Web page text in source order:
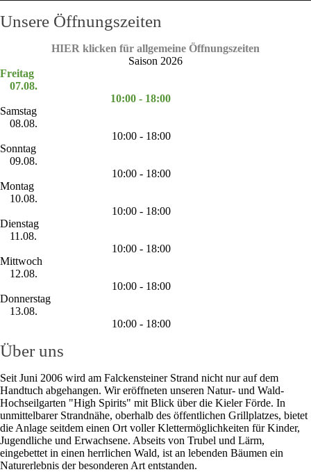
Unsere Öffnungszeiten
HIER klicken für allgemeine Öffnungszeiten
Saison 2026
Freitag
07.08.
10:00 - 18:00
Samstag
08.08.
10:00 - 18:00
Sonntag
09.08.
10:00 - 18:00
Montag
10.08.
10:00 - 18:00
Dienstag
11.08.
10:00 - 18:00
Mittwoch
12.08.
10:00 - 18:00
Donnerstag
13.08.
10:00 - 18:00
Über uns
Seit Juni 2006 wird am Falckensteiner Strand nicht nur auf dem
Handtuch abgehangen. Wir eröffneten unseren Natur- und Wald-
Hochseilgarten "High Spirits" mit Blick über die Kieler Förde. In
unmittelbarer Strandnähe, oberhalb des öffentlichen Grillplatzes, bietet
die Anlage seitdem einen Ort voller Klettermöglichkeiten für Kinder,
Jugendliche und Erwachsene. Abseits von Trubel und Lärm,
eingebettet in einen herrlichen Wald, ist an lebenden Bäumen ein
Naturerlebnis der besonderen Art entstanden.